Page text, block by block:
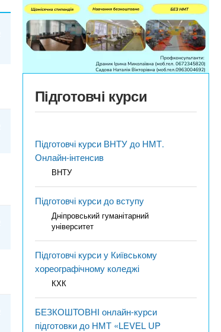
Підготовчі курси
Підготовчі курси ВНТУ до НМТ.
Онлайн-інтенсив
ВНТУ
Підготовчі курси до вступу
Дніпровський гуманітарний
університет
Підготовчі курси у Київському
хореографічному коледжі
КХК
БЕЗКОШТОВНІ онлайн-курси
підготовки до НМТ «LEVEL UP